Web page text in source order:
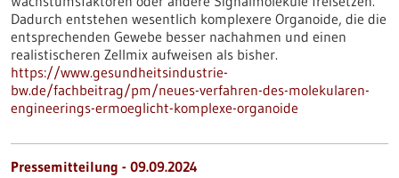
Dadurch entstehen wesentlich komplexere Organoide, die die
entsprechenden Gewebe besser nachahmen und einen
realistischeren Zellmix aufweisen als bisher.
https://www.gesundheitsindustrie-
bw.de/fachbeitrag/pm/neues-verfahren-des-molekularen-
engineerings-ermoeglicht-komplexe-organoide
Pressemitteilung - 09.09.2024